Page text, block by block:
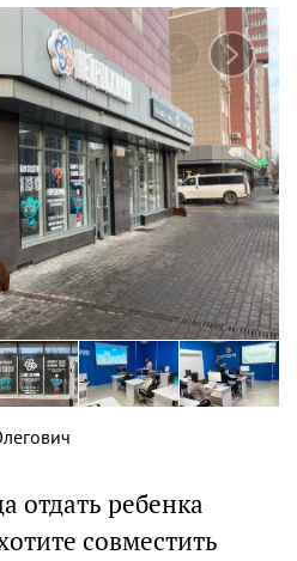
отдать ребенка
совместить